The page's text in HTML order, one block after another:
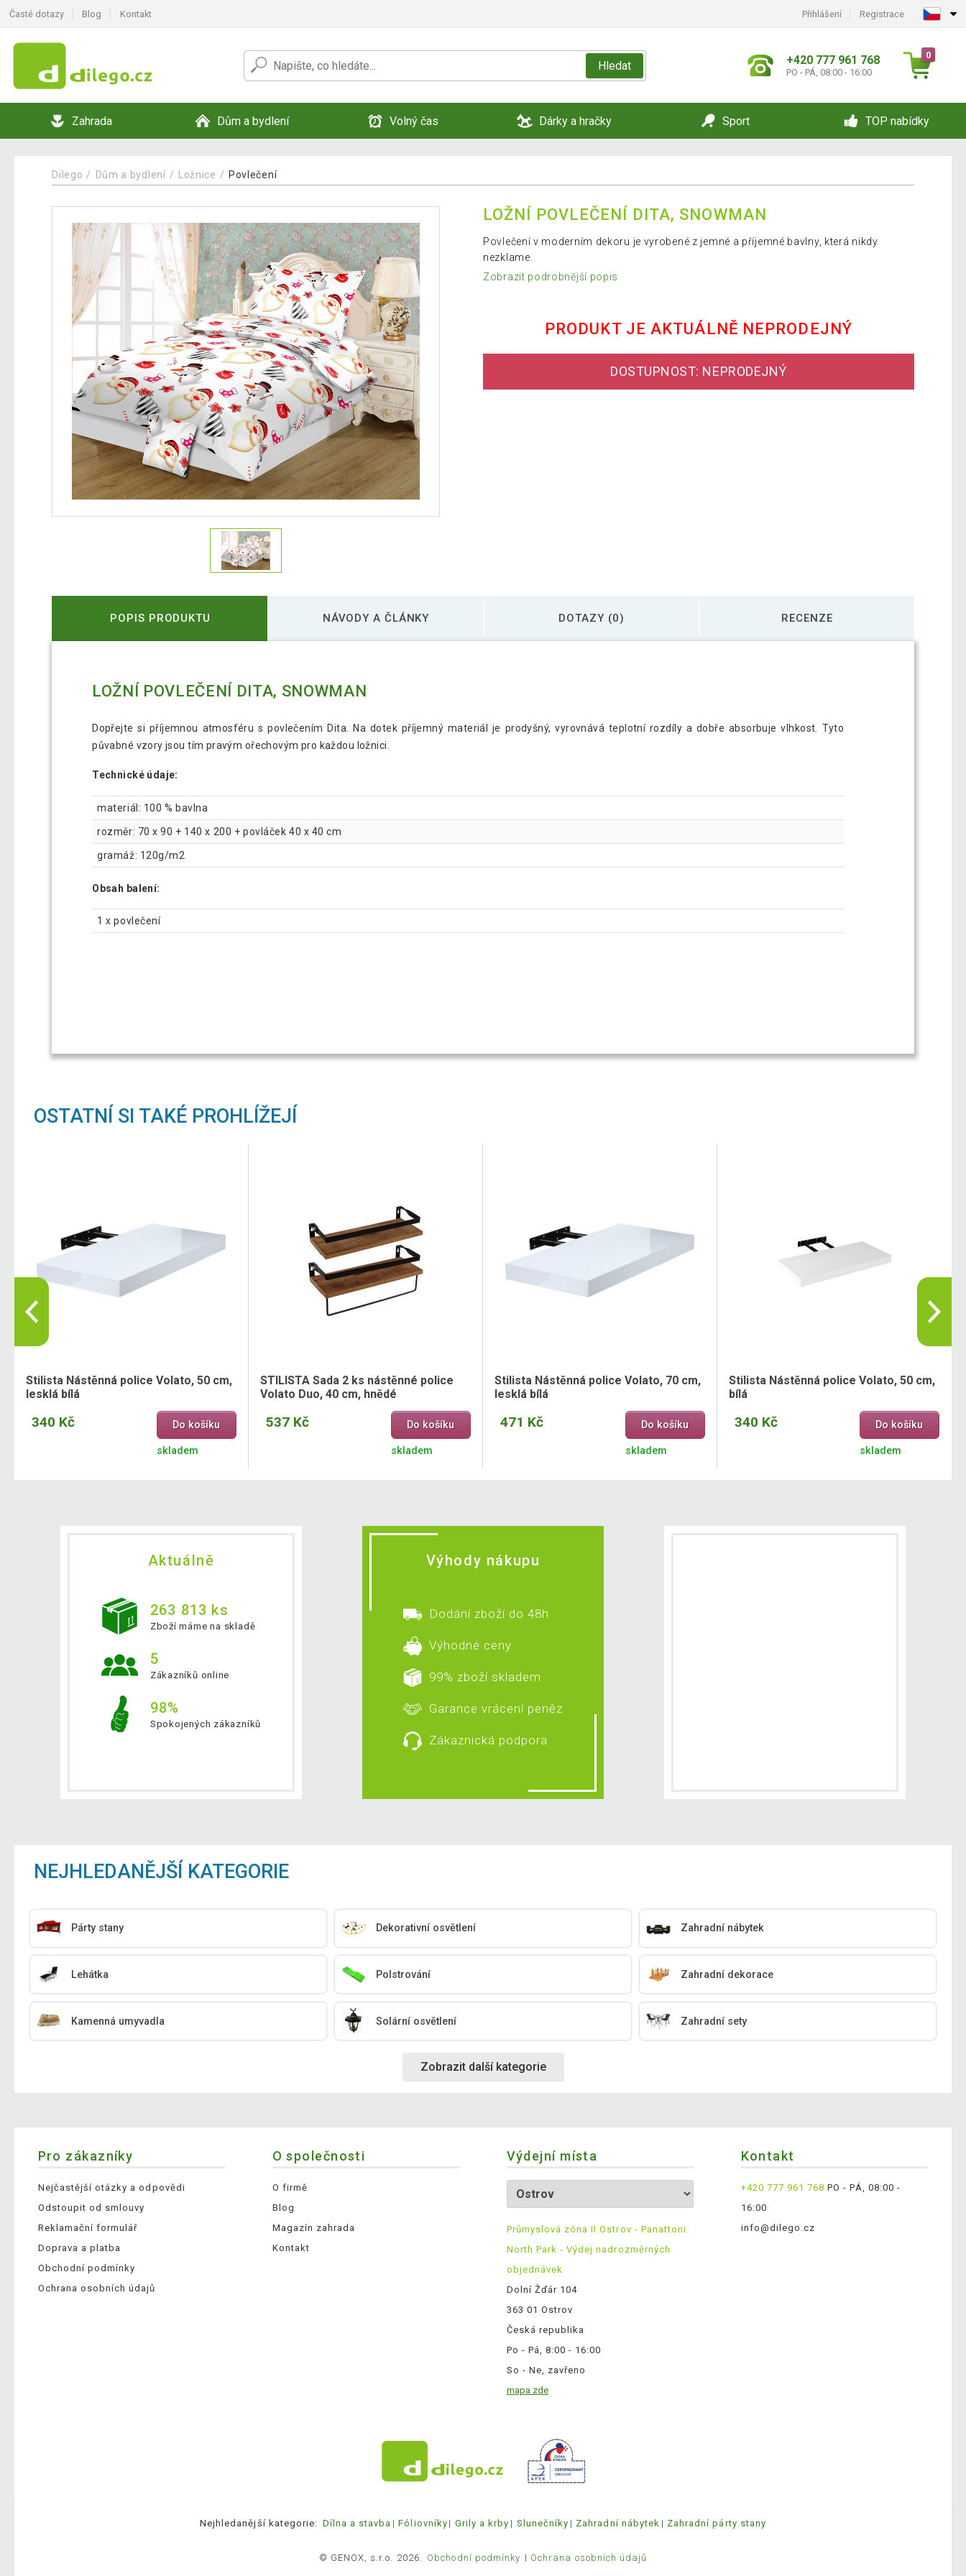
Časté dotazy Blog Kontakt Přihlášení Registrace
Hledat +420 777 961 768
PO - PÁ, 08:00 - 16:00
0
Zahrada Dům a bydlení Volný čas Dárky a hračky Sport TOP nabídky
Dilego Dům a bydlení Ložnice Povlečení
LOŽNÍ POVLEČENÍ DITA, SNOWMAN
Povlečení v moderním dekoru je vyrobené z jemné a příjemné bavlny, která nikdy
nezklame.
Zobrazit podrobnější popis
PRODUKT JE AKTUÁLNĚ NEPRODEJNÝ
DOSTUPNOST: NEPRODEJNÝ
POPIS PRODUKTU NÁVODY A ČLÁNKY DOTAZY (0) RECENZE
LOŽNÍ POVLEČENÍ DITA, SNOWMAN
Dopřejte si příjemnou atmosféru s povlečením Dita. Na dotek příjemný materiál je prodyšný, vyrovnává teplotní rozdíly a dobře absorbuje vlhkost. Tyto
půvabné vzory jsou tím pravým ořechovým pro každou ložnici.
Technické údaje:
materiál: 100 % bavlna
rozměr: 70 x 90 + 140 x 200 + povláček 40 x 40 cm
gramáž: 120g/m2
Obsah balení:
1 x povlečení
OSTATNÍ SI TAKÉ PROHLÍŽEJÍ
Stilista Nástěnná police Volato, 50 cm,
lesklá bílá
340 Kč Do košíku
skladem
STILISTA Sada 2 ks nástěnné police
Volato Duo, 40 cm, hnědé
537 Kč Do košíku
skladem
Stilista Nástěnná police Volato, 70 cm,
lesklá bílá
471 Kč Do košíku
skladem
Stilista Nástěnná police Volato, 50 cm,
bílá
340 Kč Do košíku
skladem
Aktuálně
263 813 ks
Zboží máme na skladě
5
Zákazníků online
98%
Spokojených zákazníků
Výhody nákupu
Dodání zboží do 48h
Výhodné ceny
99% zboží skladem
Garance vrácení peněz
Zákaznická podpora
NEJHLEDANĚJŠÍ KATEGORIE
Párty stany Dekorativní osvětlení Zahradní nábytek
Lehátka Polstrování Zahradní dekorace
Kamenná umyvadla Solární osvětlení Zahradní sety
Zobrazit další kategorie
Pro zákazníky
Nejčastější otázky a odpovědi
Odstoupit od smlouvy
Reklamační formulář
Doprava a platba
Obchodní podmínky
Ochrana osobních údajů
O společnosti
O firmě
Blog
Magazín zahrada
Kontakt
Výdejní místa
Průmyslová zóna II Ostrov - Panattoni
North Park - Výdej nadrozměrných
objednávek
Dolní Žďár 104
363 01 Ostrov
Česká republika
Po - Pá, 8:00 - 16:00
So - Ne, zavřeno
mapa zde
Kontakt
+420 777 961 768 PO - PÁ, 08:00 -
16:00
info@dilego.cz
Nejhledanější kategorie: Dílna a stavba Fóliovníky Grily a krby Slunečníky Zahradní nábytek Zahradní párty stany
© GENOX, s.r.o. 2026. Obchodní podmínky Ochrana osobních údajů